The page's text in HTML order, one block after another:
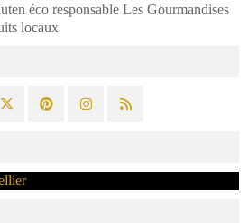
éco responsable Les Gourmandises
locaux